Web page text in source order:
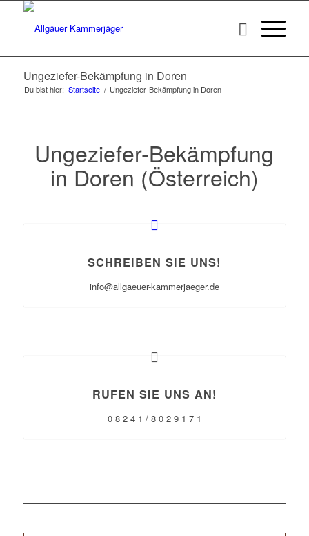
Ungeziefer-Bekämpfung in Doren
Du bist hier: Startseite / Ungeziefer-Bekämpfung in Doren
Ungeziefer-Bekämpfung
in Doren (Österreich)
SCHREIBEN SIE UNS!
info@allgaeuer-kammerjaeger.de
RUFEN SIE UNS AN!
0 8 2 4 1 / 8 0 2 9 1 7 1